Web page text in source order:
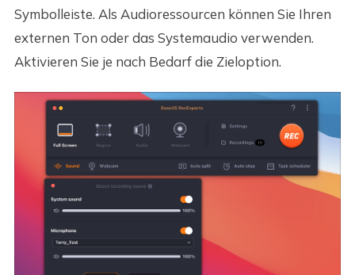
Symbolleiste. Als Audioressourcen können Sie Ihren
externen Ton oder das Systemaudio verwenden.
Aktivieren Sie je nach Bedarf die Zieloption.